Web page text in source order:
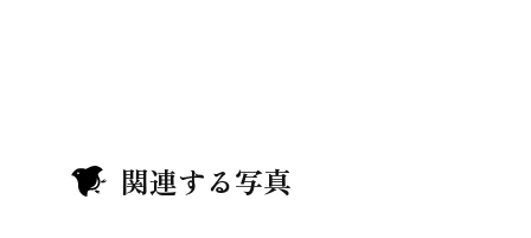
関連する写真